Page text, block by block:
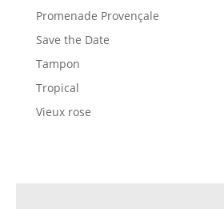
Promenade Provençale
Save the Date
Tampon
Tropical
Vieux rose